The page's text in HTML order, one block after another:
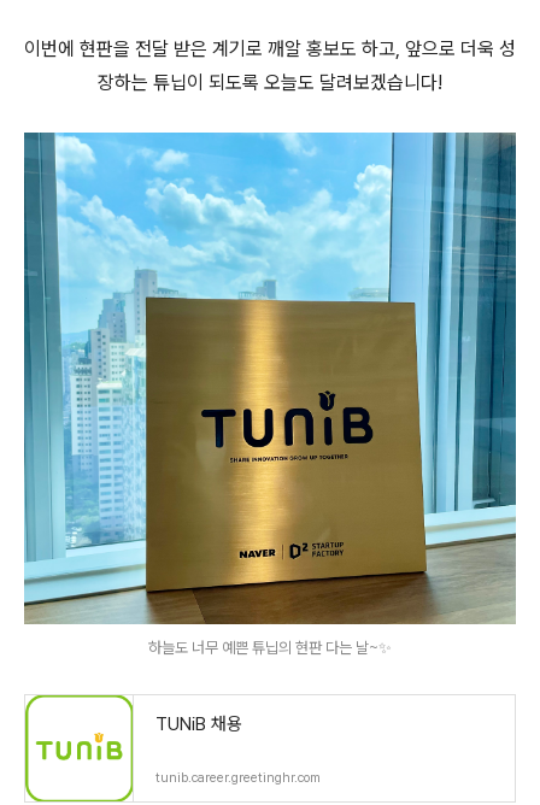
이번에 현판을 전달 받은 계기로 깨알 홍보도 하고, 앞으로 더욱 성
장하는 튜닙이 되도록 오늘도 달려보겠습니다!
하늘도 너무 예쁜 튜닙의 현판 다는 날~✨
TUNiB 채용
tunib.career.greetinghr.com